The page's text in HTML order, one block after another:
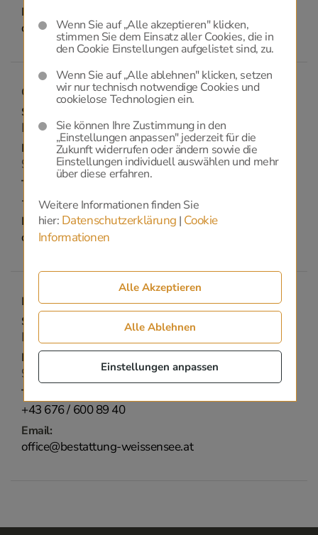
Email:
office@bestattung-weissensee.at
Greifenburg
Strasse:
Bahnhofstraße 68
PLZ / ORT:
9761 - Greifenburg
Telefon:
+43 676 / 600 89 40
Email:
office@bestattung-weissensee.at
Lind im Drautal
Strasse:
Lind 79
PLZ / ORT:
9753 - Lind im Drautal
Telefon:
+43 676 / 600 89 40
Email:
office@bestattung-weissensee.at
Wenn Sie auf „Alle akzeptieren" klicken,
stimmen Sie dem Einsatz aller Cookies, die in
den Cookie Einstellungen aufgelistet sind, zu.
Wenn Sie auf „Alle ablehnen" klicken, setzen
wir nur technisch notwendige Cookies und
cookielose Technologien ein.
Sie können Ihre Zustimmung in den
„Einstellungen anpassen" jederzeit für die
Zukunft widerrufen oder ändern sowie die
Einstellungen individuell auswählen und mehr
über diese erfahren.
Weitere Informationen finden Sie
hier: Datenschutzerklärung | Cookie
Informationen
Einstellungen anpassen
Alle Ablehnen
Alle Akzeptieren